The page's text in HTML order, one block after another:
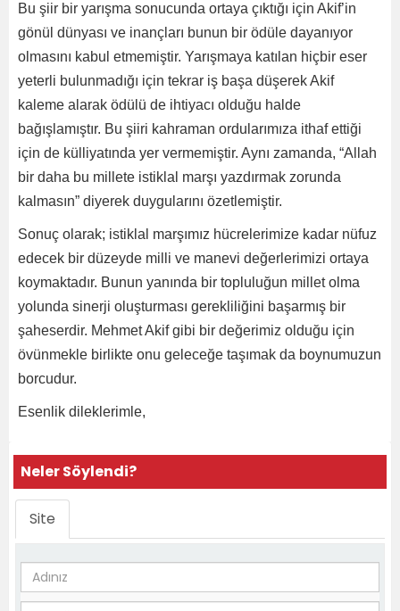
Bu şiir bir yarışma sonucunda ortaya çıktığı için Akif’in
gönül dünyası ve inançları bunun bir ödüle dayanıyor
olmasını kabul etmemiştir. Yarışmaya katılan hiçbir eser
yeterli bulunmadığı için tekrar iş başa düşerek Akif
kaleme alarak ödülü de ihtiyacı olduğu halde
bağışlamıştır. Bu şiiri kahraman ordularımıza ithaf ettiği
için de külliyatında yer vermemiştir. Aynı zamanda, “Allah
bir daha bu millete istiklal marşı yazdırmak zorunda
kalmasın” diyerek duygularını özetlemiştir.
Sonuç olarak; istiklal marşımız hücrelerimize kadar nüfuz
edecek bir düzeyde milli ve manevi değerlerimizi ortaya
koymaktadır. Bunun yanında bir topluluğun millet olma
yolunda sinerji oluşturması gerekliliğini başarmış bir
şaheserdir. Mehmet Akif gibi bir değerimiz olduğu için
övünmekle birlikte onu geleceğe taşımak da boynumuzun
borcudur.
Esenlik dileklerimle,
Neler Söylendi?
Site